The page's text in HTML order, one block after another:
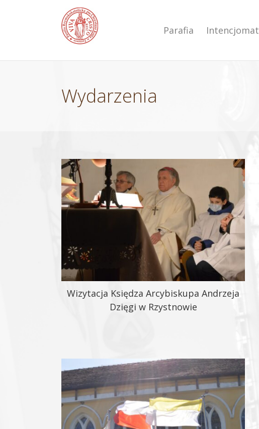
Parafia Intencjomat
Wydarzenia
Wizytacja Księdza Arcybiskupa Andrzeja
Dzięgi w Rzystnowie